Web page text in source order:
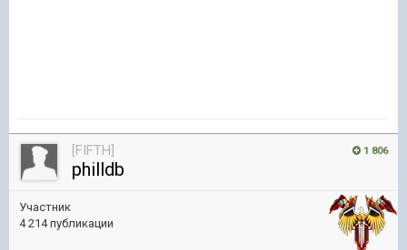
1 806
[FIFTH]
philldb
Участник
4 214 публикации